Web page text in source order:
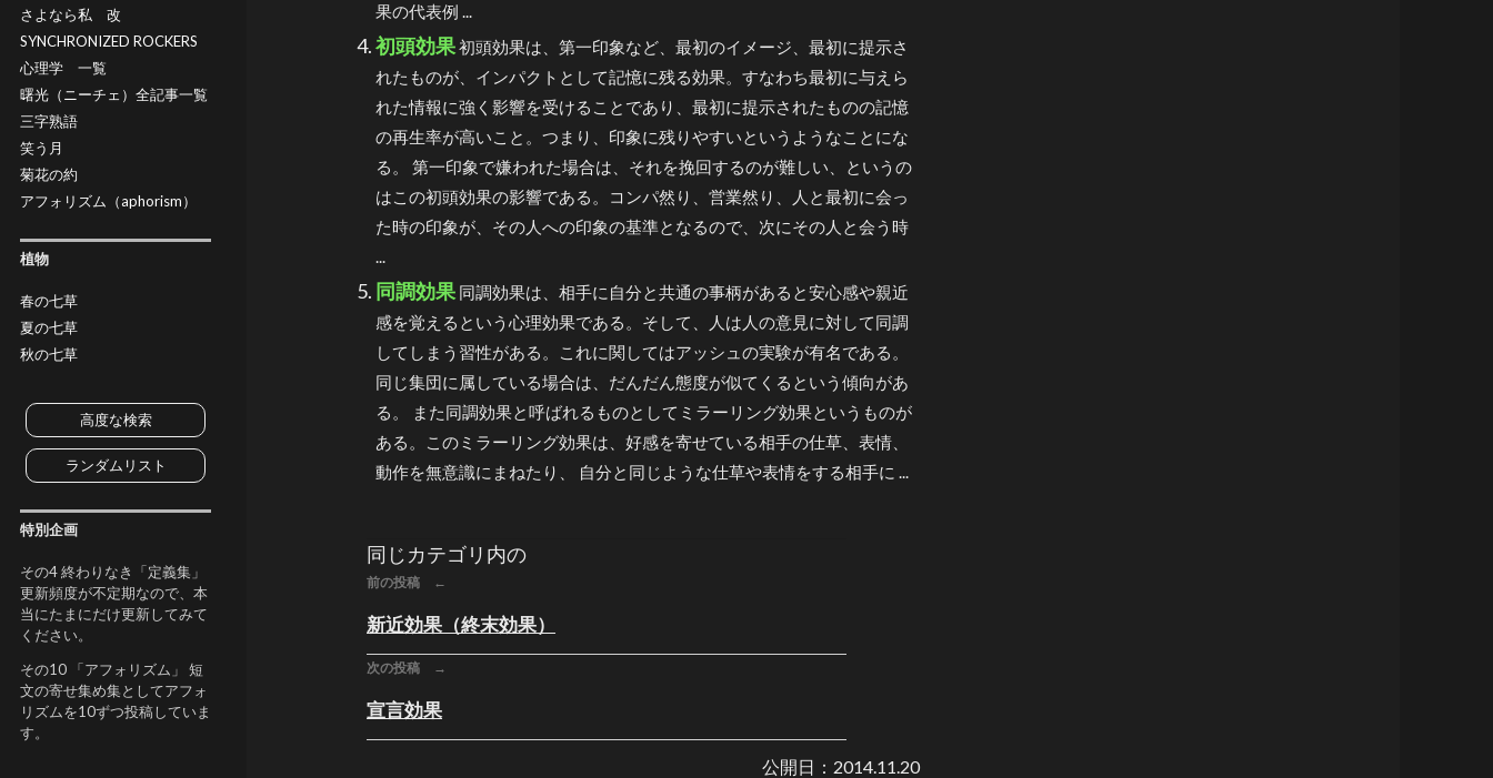
果の代表例 ...
初頭効果初頭効果は、第一印象など、最初のイメージ、最初に提示さ
れたものが、インパクトとして記憶に残る効果。すなわち最初に与えら
れた情報に強く影響を受けることであり、最初に提示されたものの記憶
の再生率が高いこと。つまり、印象に残りやすいというようなことにな
る。 第一印象で嫌われた場合は、それを挽回するのが難しい、というの
はこの初頭効果の影響である。コンパ然り、営業然り、人と最初に会っ
た時の印象が、その人への印象の基準となるので、次にその人と会う時
...
同調効果 同調効果は、相手に自分と共通の事柄があると安心感や親近
感を覚えるという心理効果である。そして、人は人の意見に対して同調
してしまう習性がある。これに関してはアッシュの実験が有名である。
同じ集団に属している場合は、だんだん態度が似てくるという傾向があ
る。 また同調効果と呼ばれるものとしてミラーリング効果というものが
ある。このミラーリング効果は、好感を寄せている相手の仕草、表情、
動作を無意識にまねたり、 自分と同じような仕草や表情をする相手に ...
同じカテゴリ内の
前の投稿 ←
新近効果（終末効果）
次の投稿 →
宣言効果
公開日： 2014.11.20
さよなら私 改
SYNCHRONIZED ROCKERS
心理学 一覧
曙光（ニーチェ）全記事一覧
三字熟語
笑う月
菊花の約
アフォリズム（aphorism）
植物
春の七草
夏の七草
秋の七草
高度な検索
ランダムリスト
特別企画
その4 終わりなき「定義集」
更新頻度が不定期なので、本
当にたまにだけ更新してみて
ください。
その10 「アフォリズム」 短
文の寄せ集め集としてアフォ
リズムを10ずつ投稿していま
す。